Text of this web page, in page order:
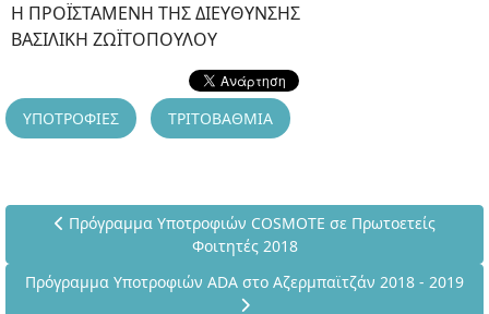
Η ΠΡΟΪΣΤΑΜΕΝΗ ΤΗΣ ΔΙΕΥΘΥΝΣΗΣ
ΒΑΣΙΛΙΚΗ ΖΩΪΤΟΠΟΥΛΟΥ
ΥΠΟΤΡΟΦΙΕΣ ΤΡΙΤΟΒΑΘΜΙΑ
Προηγούμενο άρθρο: Πρόγραμμα Υποτροφιών COSMOTE
Πρόγραμμα Υποτροφιών COSMOTE σε Πρωτοετείς
Φοιτητές 2018
Επόμενο άρθρο: Πρόγραμμα Υποτροφιών ADA στο
Πρόγραμμα Υποτροφιών ADA στο Αζερμπαϊτζάν 2018 - 2019